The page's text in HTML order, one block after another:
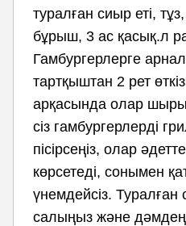
туралған сиыр еті,
бұрыш, 3 ас қасық.л
Гамбургерлерге
тартқыштан 2 рет
арқасында олар
сіз гамбургерлерді
пісірсеңіз, олар
көрсетеді, сонымен
үнемдейсіз. Туралған
салыңыз және